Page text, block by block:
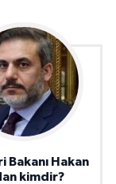
Bakanı Hakan
kimdir?